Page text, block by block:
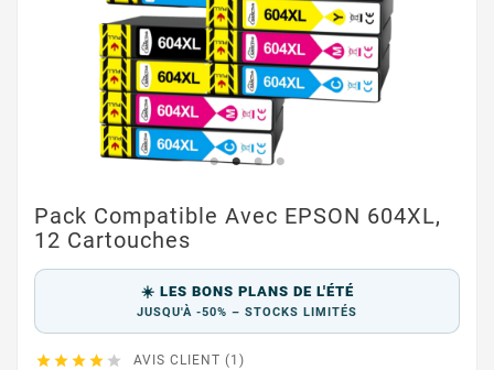
Pack Compatible Avec EPSON 604XL,
12 Cartouches
☀️ LES BONS PLANS DE L'ÉTÉ
JUSQU'À -50% – STOCKS LIMITÉS
     AVIS CLIENT (1)